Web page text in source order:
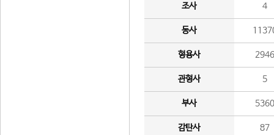
조사 4
동사
형용사 2946
관형사 5
부사 5360
감탄사 87